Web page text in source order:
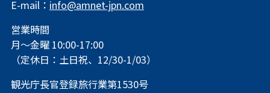
E-mail： info@amnet-jpn.com
営業時間
月～金曜 10:00-17:00
（定休日：土日祝、12/30-1/03）
観光庁長官登録旅行業第1530号